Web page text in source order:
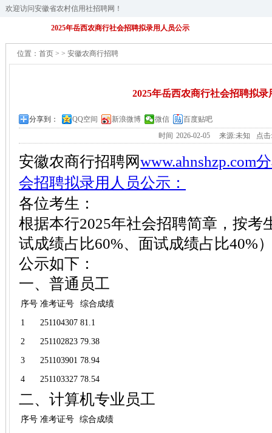
欢迎访问安徽省农村信用社招聘网！
2025年岳西农商行社会招聘拟录用人员公示
位置： 首页 > > 安徽农商行招聘
2025年岳西农商行社会招聘拟录
分享到： QQ空间 新浪微博 微信
百度贴吧
时间 2026-02-05 来源:未知 点
安徽农商行招聘网www.ahnshzp.com
会招聘拟录用人员公示：
各位考生：
根据本行2025年社会招聘简章，按考
试成绩占比60%、面试成绩占比40%
公示如下：
一、普通员工
序号 准考证号 综合成绩
1 251104307 81.1
2 251102823 79.38
3 251103901 78.94
4 251103327 78.54
二、计算机专业员工
序号 准考证号 综合成绩